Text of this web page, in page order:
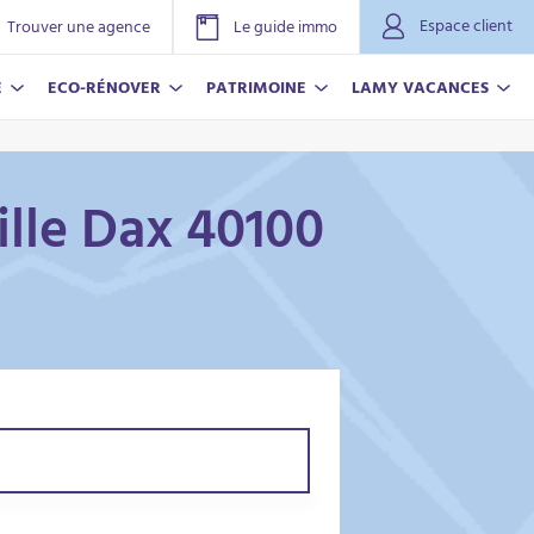
Trouver une agence Le guide immo
Espace client
ECO-RÉNOVER
plus
PATRIMOINE LAMY VACANCES
plus
Dax 40100